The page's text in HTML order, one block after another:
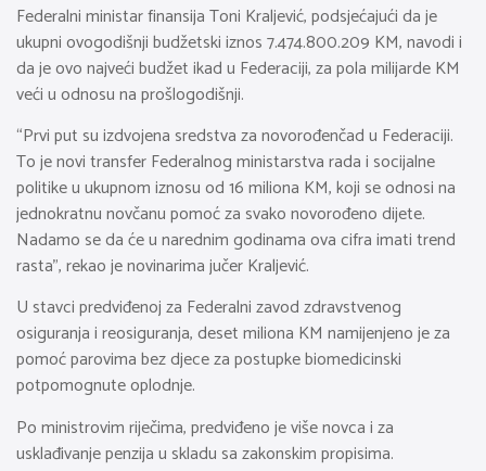
Federalni ministar finansija Toni Kraljević, podsjećajući da je
ukupni ovogodišnji budžetski iznos 7.474.800.209 KM, navodi i
da je ovo najveći budžet ikad u Federaciji, za pola milijarde KM
veći u odnosu na prošlogodišnji.
“Prvi put su izdvojena sredstva za novorođenčad u Federaciji.
To je novi transfer Federalnog ministarstva rada i socijalne
politike u ukupnom iznosu od 16 miliona KM, koji se odnosi na
jednokratnu novčanu pomoć za svako novorođeno dijete.
Nadamo se da će u narednim godinama ova cifra imati trend
rasta”, rekao je novinarima jučer Kraljević.
U stavci predviđenoj za Federalni zavod zdravstvenog
osiguranja i reosiguranja, deset miliona KM namijenjeno je za
pomoć parovima bez djece za postupke biomedicinski
potpomognute oplodnje.
Po ministrovim riječima, predviđeno je više novca i za
usklađivanje penzija u skladu sa zakonskim propisima.